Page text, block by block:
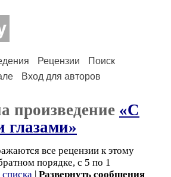
Рецензии
Поиск
Вход для авторов
произведение «С
все рецензии к этому
порядке, с 5 по 1
| Развернуть сообщения